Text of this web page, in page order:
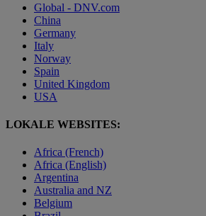
Global - DNV.com
China
Germany
Italy
Norway
Spain
United Kingdom
USA
LOKALE WEBSITES:
Africa (French)
Africa (English)
Argentina
Australia and NZ
Belgium